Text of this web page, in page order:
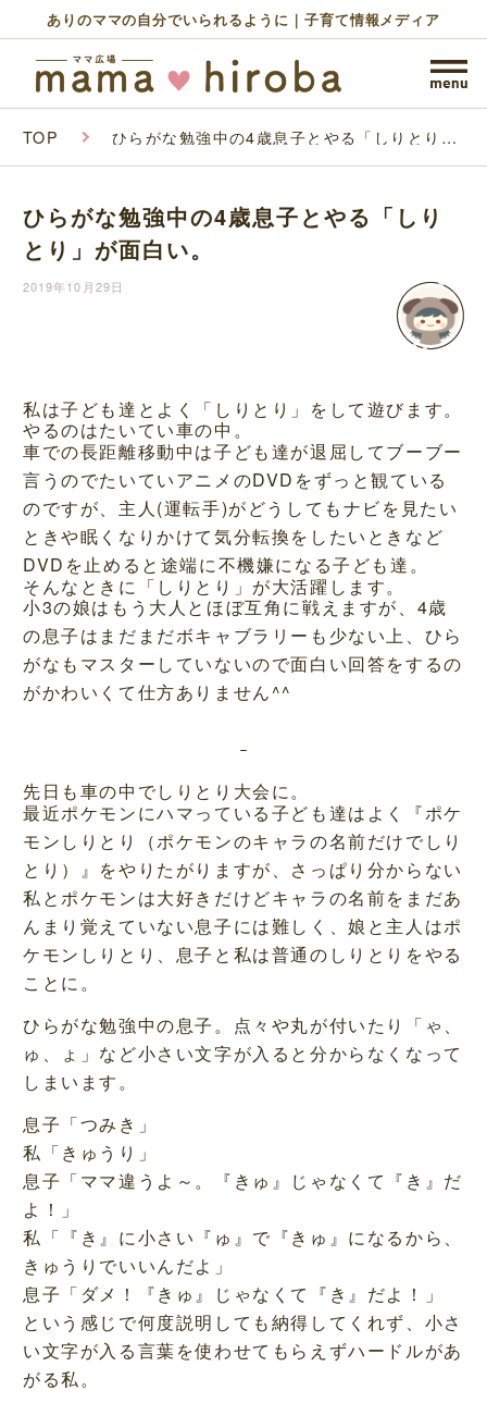
ありのママの自分でいられるように｜子育て情報メディア
TOP ひらがな勉強中の4歳息子とやる「しりとり」
ひらがな勉強中の4歳息子とやる「しり
とり」が面白い。
2019年10月29日
私は子ども達とよく「しりとり」をして遊びます。
やるのはたいてい車の中。
車での長距離移動中は子ども達が退屈してブーブー
言うのでたいていアニメのDVDをずっと観ている
のですが、主人(運転手)がどうしてもナビを見たい
ときや眠くなりかけて気分転換をしたいときなど
DVDを止めると途端に不機嫌になる子ども達。
そんなときに「しりとり」が大活躍します。
小3の娘はもう大人とほぼ互角に戦えますが、4歳
の息子はまだまだボキャブラリーも少ない上、ひら
がなもマスターしていないので面白い回答をするの
がかわいくて仕方ありません^^
先日も車の中でしりとり大会に。
最近ポケモンにハマっている子ども達はよく『ポケ
モンしりとり（ポケモンのキャラの名前だけでしり
とり）』をやりたがりますが、さっぱり分からない
私とポケモンは大好きだけどキャラの名前をまだあ
んまり覚えていない息子には難しく、娘と主人はポ
ケモンしりとり、息子と私は普通のしりとりをやる
ことに。
ひらがな勉強中の息子。点々や丸が付いたり「ゃ、
ゅ、ょ」など小さい文字が入ると分からなくなって
しまいます。
息子「つみき」
私「きゅうり」
息子「ママ違うよ～。『きゅ』じゃなくて『き』だ
よ！」
私「『き』に小さい『ゅ』で『きゅ』になるから、
きゅうりでいいんだよ」
息子「ダメ！『きゅ』じゃなくて『き』だよ！」
という感じで何度説明しても納得してくれず、小さ
い文字が入る言葉を使わせてもらえずハードルがあ
がる私。